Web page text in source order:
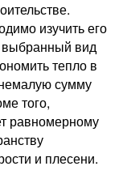
изучить его
выбранный вид
тепло в
сумму
того,
равномерному
и плесени.